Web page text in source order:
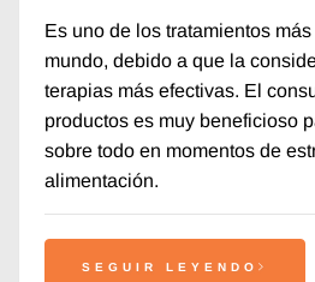
Es uno de los tratamientos
mundo, debido a que la
terapias más efectivas. El
productos es muy beneficioso
sobre todo en momentos de
alimentación.
SEGUIR LEYENDO